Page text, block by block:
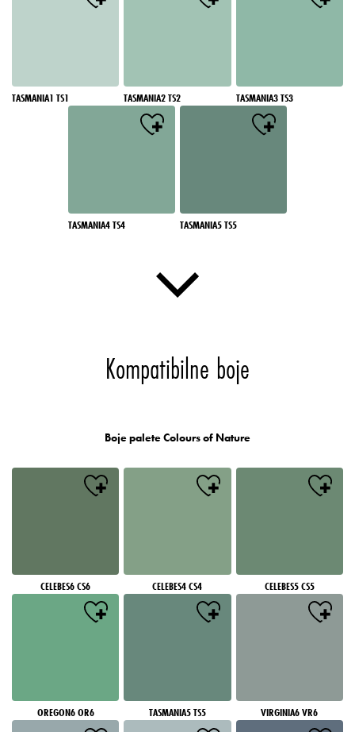
TASMANIA1 TS1 TASMANIA2 TS2 TASMANIA3 TS3
TASMANIA4 TS4 TASMANIA5 TS5
Kompatibilne boje
Boje palete Colours of Nature
CELEBES6 CS6 CELEBES4 CS4 CELEBES5 CS5
OREGON6 OR6 TASMANIA5 TS5 VIRGINIA6 VR6